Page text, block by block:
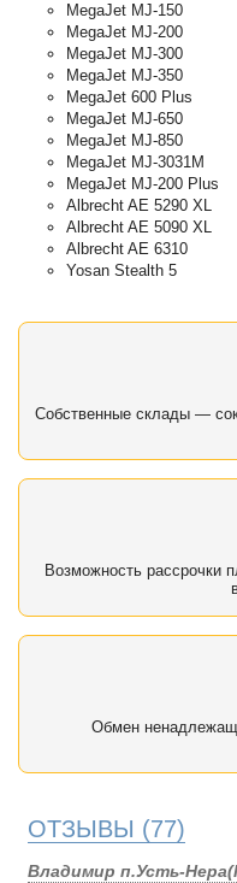
MegaJet MJ-150
MegaJet MJ-200
MegaJet MJ-300
MegaJet MJ-350
MegaJet 600 Plus
MegaJet MJ-650
MegaJet MJ-850
MegaJet MJ-3031M
MegaJet MJ-200 Plus
Albrecht AE 5290 XL
Albrecht AE 5090 XL
Albrecht AE 6310
Yosan Stealth 5
Собственные склады —
Возможность рассрочки
Обмен
ОТЗЫВЫ (77)
Владимир п.Усть-